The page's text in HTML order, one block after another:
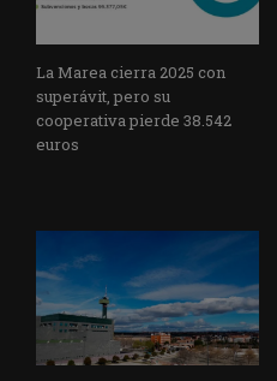
La Marea cierra 2025 con
superávit, pero su
cooperativa pierde 38.542
euros